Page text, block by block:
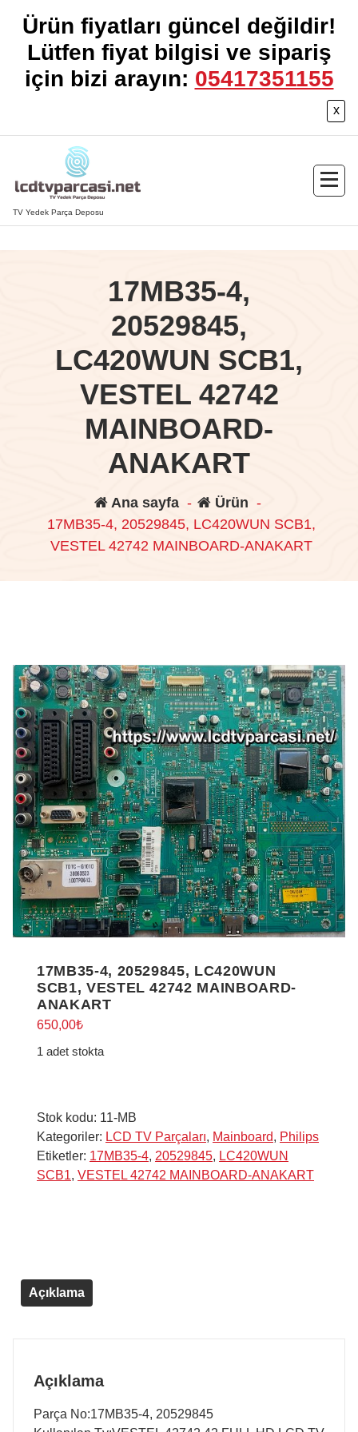
Ürün fiyatları güncel değildir!
Lütfen fiyat bilgisi ve sipariş
için bizi arayın: 05417351155
x
TV Yedek Parça Deposu
17MB35-4,
20529845,
LC420WUN SCB1,
VESTEL 42742
MAINBOARD-
ANAKART
Ana sayfa - Ürün -
17MB35-4, 20529845, LC420WUN SCB1,
VESTEL 42742 MAINBOARD-ANAKART
17MB35-4, 20529845, LC420WUN
SCB1, VESTEL 42742 MAINBOARD-
ANAKART
650,00₺
1 adet stokta
Stok kodu: 11-MB
Kategoriler: LCD TV Parçaları, Mainboard, Philips
Etiketler: 17MB35-4, 20529845, LC420WUN
SCB1, VESTEL 42742 MAINBOARD-ANAKART
Açıklama
Açıklama
Parça No:17MB35-4, 20529845